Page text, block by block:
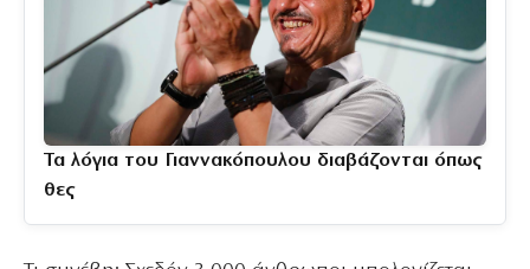
Τα λόγια του Γιαννακόπουλου διαβάζονται όπως
θες